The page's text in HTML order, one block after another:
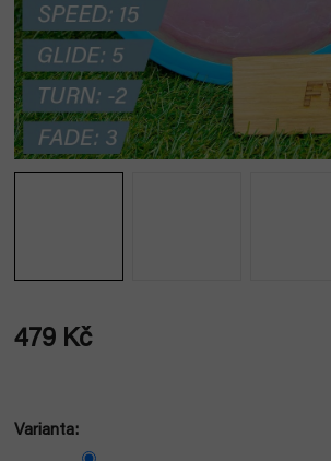
479 Kč
Varianta